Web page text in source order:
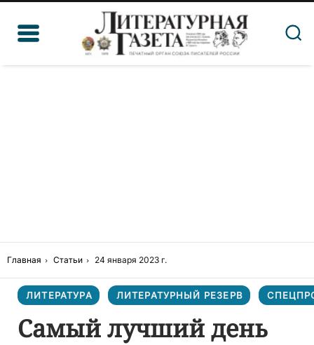
Главная Статьи 24 января 2023 г.
ЛИТЕРАТУРА ЛИТЕРАТУРНЫЙ РЕЗЕРВ
Самый лучший день